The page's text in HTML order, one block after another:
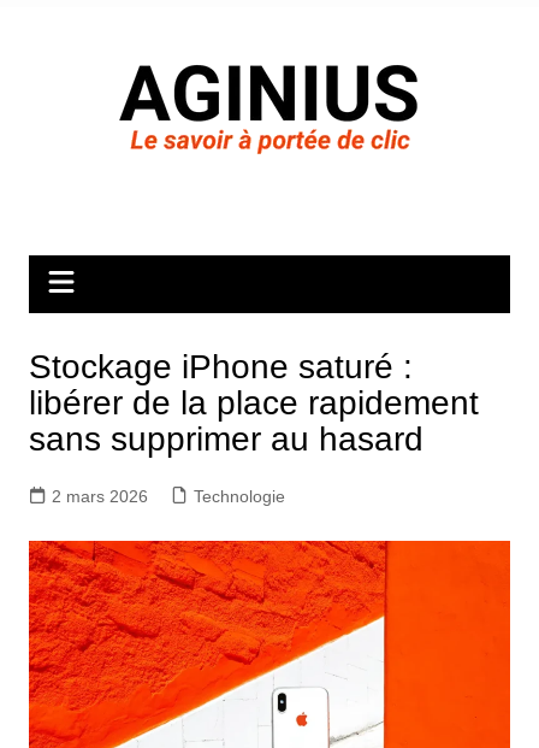
Stockage iPhone saturé :
libérer de la place rapidement
sans supprimer au hasard
2 mars 2026 Technologie